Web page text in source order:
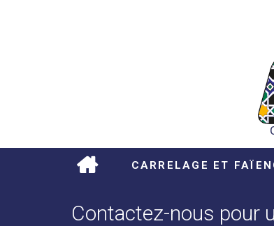
CARRELAGE ET
Contactez-nous pour